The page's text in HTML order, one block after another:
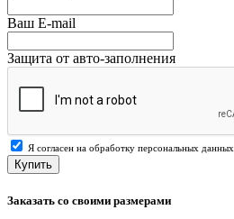
Ваш E-mail
Защита от авто-заполнения
Я согласен на обработку персональных данных
Купить
Заказать со своими размерами